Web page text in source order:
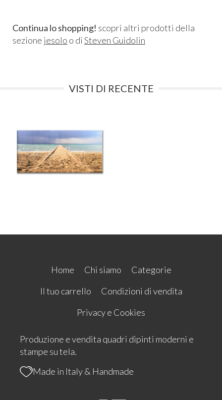
Continua lo shopping! scopri altri prodotti della
sezione jesolo o di Steven Guidolin
VISTI DI RECENTE
Home Chi siamo
Categorie
Il tuo carrello
Condizioni di vendita
Privacy e Cookies
Produzione e vendita quadri dipinti moderni e
stampe su tela.
Made in Italy & Handmade